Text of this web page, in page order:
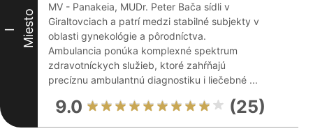
I Miesto
MV - Panakeia, MUDr. Peter Bača sídli v
Giraltovciach a patrí medzi stabilné subjekty v
oblasti gynekológie a pôrodníctva.
Ambulancia ponúka komplexné spektrum
zdravotníckych služieb, ktoré zahŕňajú
precíznu ambulantnú diagnostiku i liečebné ...
9.0 (25)